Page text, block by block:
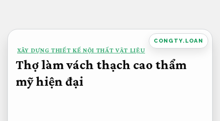
nội
dung
CONGTY.LOAN
XÂY DỰNG THIẾT KẾ NỘI THẤT VẬT LIỆU
Thợ làm vách thạch cao thẩm
mỹ hiện đại